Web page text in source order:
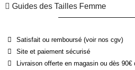
Guides des Tailles Femme
Satisfait ou remboursé (voir nos cgv)
Site et paiement sécurisé
Livraison offerte en magasin ou dès 90€